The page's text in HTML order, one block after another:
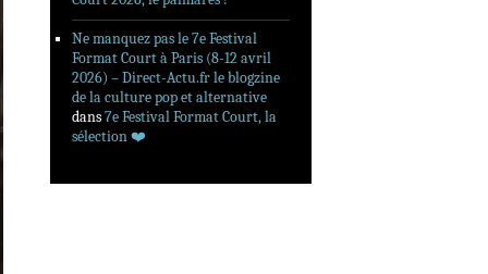
Ne manquez pas le 7e Festival
Format Court à Paris (8-12 avril
2026) – Direct-Actu.fr le blogzine
de la culture pop et alternative
dans7e Festival Format Court, la
sélection ❤️‍